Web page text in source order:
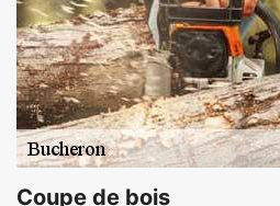
Coupe de bois